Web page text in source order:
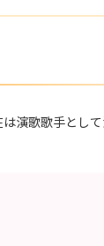
演歌歌手とし